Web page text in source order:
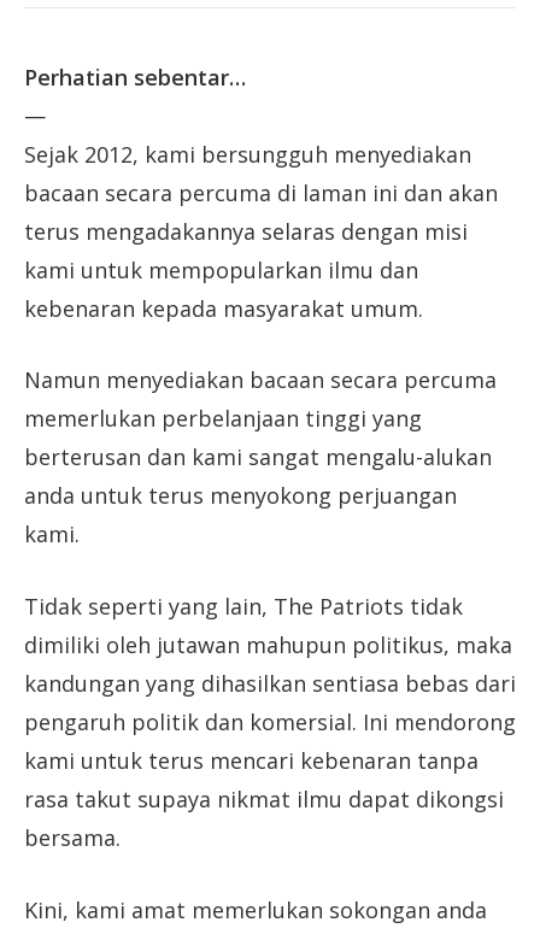
Perhatian sebentar…
—
Sejak 2012, kami bersungguh menyediakan
bacaan secara percuma di laman ini dan akan
terus mengadakannya selaras dengan misi
kami untuk mempopularkan ilmu dan
kebenaran kepada masyarakat umum.
Namun menyediakan bacaan secara percuma
memerlukan perbelanjaan tinggi yang
berterusan dan kami sangat mengalu-alukan
anda untuk terus menyokong perjuangan
kami.
Tidak seperti yang lain, The Patriots tidak
dimiliki oleh jutawan mahupun politikus, maka
kandungan yang dihasilkan sentiasa bebas dari
pengaruh politik dan komersial. Ini mendorong
kami untuk terus mencari kebenaran tanpa
rasa takut supaya nikmat ilmu dapat dikongsi
bersama.
Kini, kami amat memerlukan sokongan anda